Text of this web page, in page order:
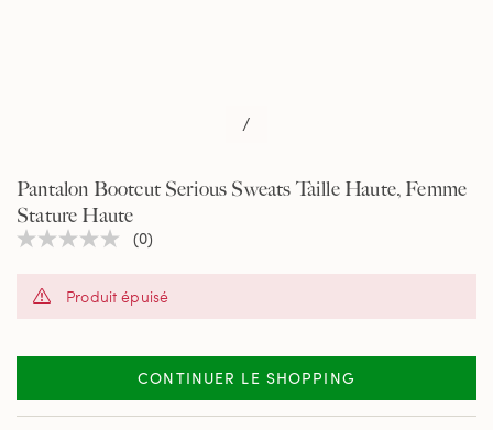
/
Pantalon Bootcut Serious Sweats Taille Haute, Femme
Stature Haute
Aucune
notation
la
(0)
Produit épuisé
CONTINUER LE SHOPPING